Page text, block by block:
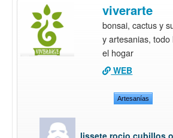
viverarte
bonsai, cactus y
y artesanias,
el hogar
WEB
Artesanías
lissete rocio cubillos